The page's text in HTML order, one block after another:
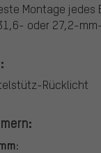
Montage
oder 27,2-
Rücklicht